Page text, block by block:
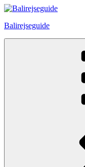
Skip
content
Balirejseguide